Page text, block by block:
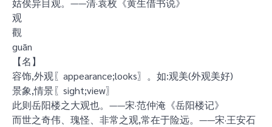
姑俟异目观。——清·袁枚《黄生借书说》
观
觀
guān
【名】
容饰,外观〖appearance;looks〗。如:观美(外观美好)
景象,情景〖sight;view〗
此则岳阳楼之大观也。——宋·范仲淹《岳阳楼记》
而世之奇伟、瑰怪、非常之观,常在于险远。——宋·王安石